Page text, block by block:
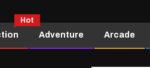
Hot
Adventure Arcade